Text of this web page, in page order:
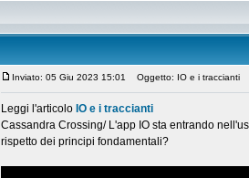
Inviato: 05 Giu 2023 15:01 Oggetto: IO e i traccianti
Leggi l'articolo IO e i traccianti
Cassandra Crossing/ L'app IO sta entrando
rispetto dei principi fondamentali?